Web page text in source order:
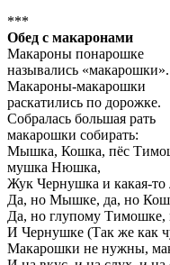
***
Обед с макаронами
Макароны понарошке
назывались «макарошки».
Макароны-макарошки
раскатились по дорожке.
Собралась большая рать
макарошки собирать:
Мышка, Кошка, пёс
мушка Нюшка,
Жук Чернушка и какая-то
Да, но Мышке, да, но
Да, но глупому
И Чернушке (Так же как
Макарошки не нужны,